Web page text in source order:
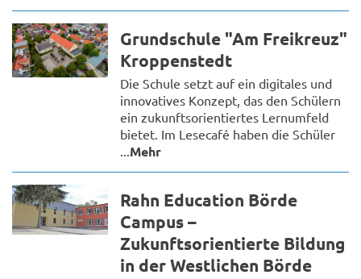
Grundschule "Am Freikreuz"
Kroppenstedt
Die Schule setzt auf ein digitales und
innovatives Konzept, das den Schülern
ein zukunftsorientiertes Lernumfeld
bietet. Im Lesecafé haben die Schüler
...Mehr
Rahn Education Börde
Campus –
Zukunftsorientierte Bildung
in der Westlichen Börde